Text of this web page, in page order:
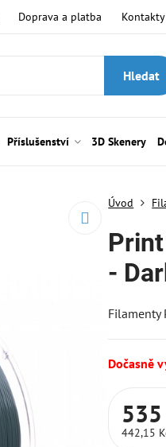
Doprava a platba Kontakty
Hledat
Příslušenství 3D Skenery
Úvod
-
Filamenty
Dočasně
442,15